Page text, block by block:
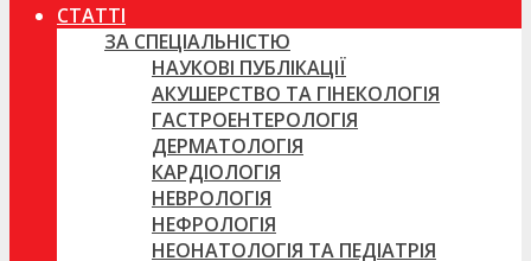
СТАТТІ
ЗА СПЕЦІАЛЬНІСТЮ
НАУКОВІ ПУБЛІКАЦІЇ
АКУШЕРСТВО ТА ГІНЕКОЛОГІЯ
ГАСТРОЕНТЕРОЛОГІЯ
ДЕРМАТОЛОГІЯ
КАРДІОЛОГІЯ
НЕВРОЛОГІЯ
НЕФРОЛОГІЯ
НЕОНАТОЛОГІЯ ТА ПЕДІАТРІЯ